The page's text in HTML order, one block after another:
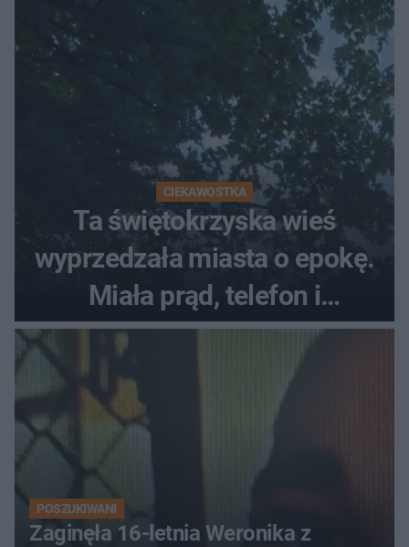
CIEKAWOSTKA
Ta świętokrzyska wieś
wyprzedzała miasta o epokę.
Miała prąd, telefon i
luksusowe auto
POSZUKIWANI
Zaginęła 16-letnia Weronika z